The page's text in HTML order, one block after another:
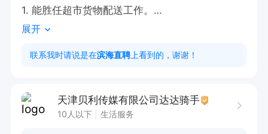
1. 能胜任超市货物配送工作。
2. 无需缴纳押金，手头不宽裕者可预支薪资。
3. 提供食宿，享受工龄奖、餐补、话补、房补、
气、wifi等齐全设备。
展开
联系我时请说是在滨海直聘 上看到的，谢谢！
天津贝利传媒有限公司达达骑手
10人以下 生活服务